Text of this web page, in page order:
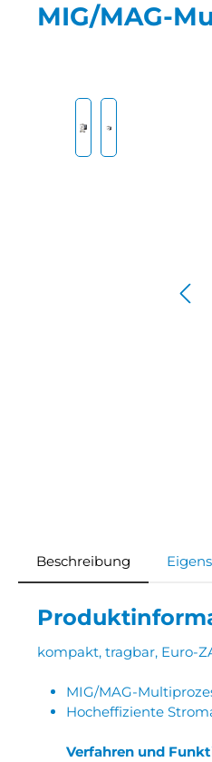
MIG/MAG-
Beschreibung
kompakt, tragbar, Euro-
MIG/MAG-
Hocheffiziente
Verfahren und